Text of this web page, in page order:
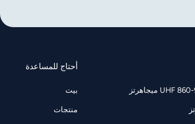
أحتاج للمساعدة
بيت
منتجات